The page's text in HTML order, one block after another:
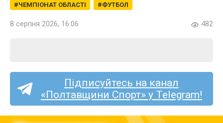
ЧЕМПІОНАТ ОБЛАСТІ ФУТБОЛ
8 серпня 2026, 16:06 482
Підписуйтесь на канал
«Полтавщини Спорт» у Telegram!